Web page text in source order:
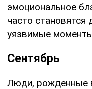
эмоциональное
часто
уязвимые
Сентябрь
Люди, рожденные